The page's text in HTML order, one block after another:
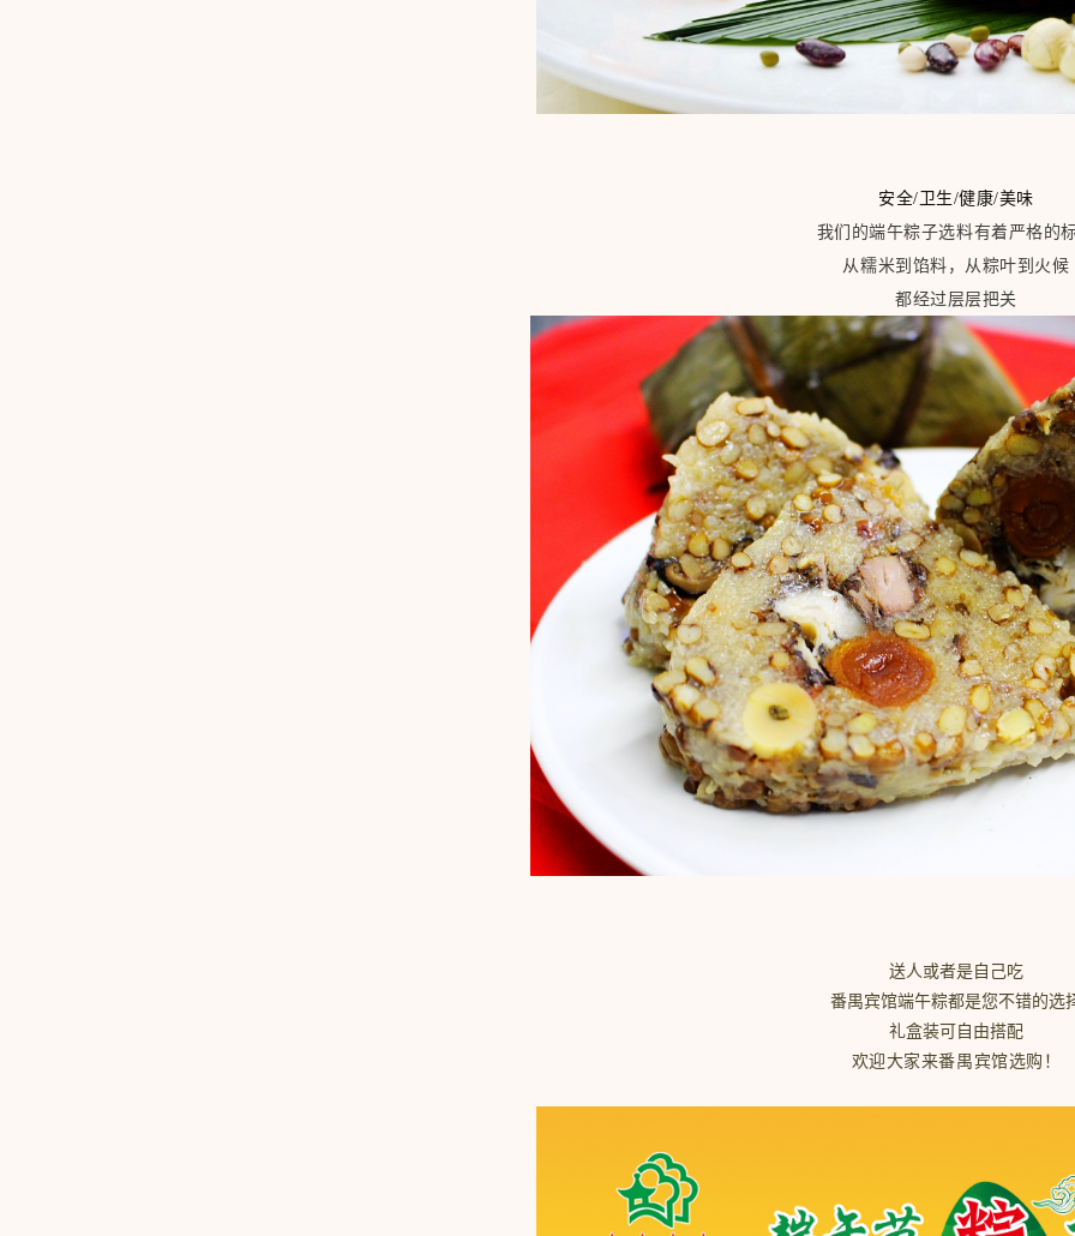
安全/卫生/健康/美味
我们的端午粽子选料有着严格的
从糯米到馅料，从粽叶到火候
都经过层层把关
送人或者是自己吃
番禺宾馆端午粽都是您不错的选
礼盒装可自由搭配
欢迎大家来番禺宾馆选购！